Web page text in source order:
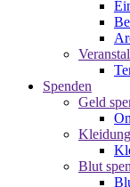
Spenden
Geld
Blut